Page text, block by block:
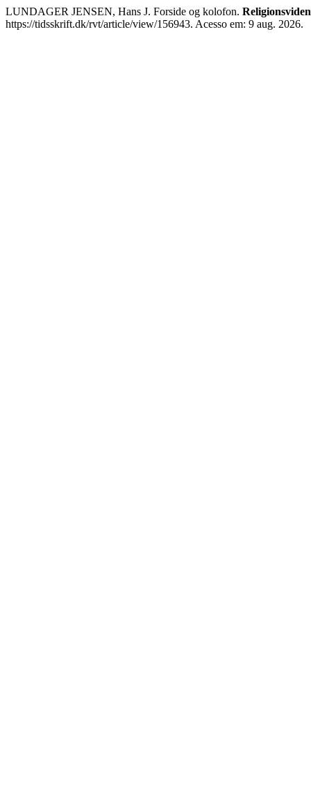
LUNDAGER JENSEN, Hans J. Forside og kolofon.
https://tidsskrift.dk/rvt/article/view/156943. Acesso em: 9 aug. 2026.